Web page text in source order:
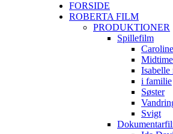
FORSIDE
ROBERTA FILM
PRODUKTIONER
Spillefilm
Isabelle
i familie
Søster
Svigt